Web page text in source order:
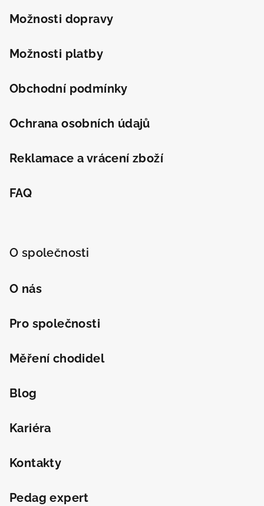
Možnosti dopravy
Možnosti platby
Obchodní podmínky
Ochrana osobních údajů
Reklamace a vrácení zboží
FAQ
O společnosti
O nás
Pro společnosti
Měření chodidel
Blog
Kariéra
Kontakty
Pedag expert